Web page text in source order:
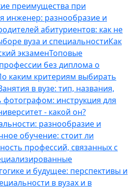
преимущества при
инженер: разнообразие и
абитуриентов: как не
вуза и специальностиКак
экзаменТоповые
без диплома о
каким критериям выбирать
в вузе: тип, названия,
фотографом: инструкция для
- какой он?
разнообразие и
обучение: стоит ли
профессий, связанных с
и будущее: перспективы и
в вузах и в